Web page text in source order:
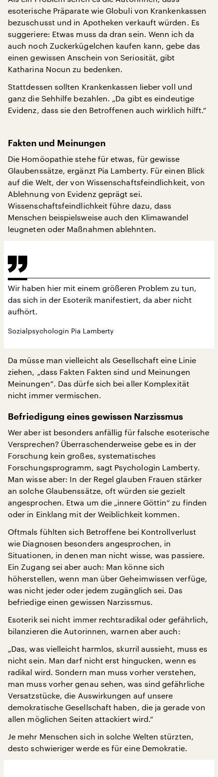
esoterische Präparate wie Globuli von Krankenkassen
bezuschusst und in Apotheken verkauft würden. Es
suggeriere: Etwas muss da dran sein. Wenn ich da
auch noch Zuckerkügelchen kaufen kann, gebe das
einen gewissen Anschein von Seriosität, gibt
Katharina Nocun zu bedenken.
Stattdessen sollten Krankenkassen lieber voll und
ganz die Sehhilfe bezahlen. „Da gibt es eindeutige
Evidenz, dass sie den Betroffenen auch wirklich hilft.“
Fakten und Meinungen
Die Homöopathie stehe für etwas, für gewisse
Glaubenssätze, ergänzt Pia Lamberty. Für einen Blick
auf die Welt, der von Wissenschaftsfeindlichkeit, von
Ablehnung von Evidenz geprägt sei.
Wissenschaftsfeindlichkeit führe dazu, dass
Menschen beispielsweise auch den Klimawandel
leugneten oder Maßnahmen ablehnten.
Wir haben hier mit einem größeren Problem zu tun,
das sich in der Esoterik manifestiert, da aber nicht
aufhört.
Sozialpsychologin Pia Lamberty
Da müsse man vielleicht als Gesellschaft eine Linie
ziehen, „dass Fakten Fakten sind und Meinungen
Meinungen“. Das dürfe sich bei aller Komplexität
nicht immer vermischen.
Befriedigung eines gewissen Narzissmus
Wer aber ist besonders anfällig für falsche esoterische
Versprechen? Überraschenderweise gebe es in der
Forschung kein großes, systematisches
Forschungsprogramm, sagt Psychologin Lamberty.
Man wisse aber: In der Regel glauben Frauen stärker
an solche Glaubenssätze, oft würden sie gezielt
angesprochen. Etwa um die „innere Göttin“ zu finden
oder in Einklang mit der Weiblichkeit kommen.
Oftmals fühlten sich Betroffene bei Kontrollverlust
wie Diagnosen besonders angesprochen, in
Situationen, in denen man nicht wisse, was passiere.
Ein Zugang sei aber auch: Man könne sich
höherstellen, wenn man über Geheimwissen verfüge,
was nicht jeder oder jedem zugänglich sei. Das
befriedige einen gewissen Narzissmus.
Esoterik sei nicht immer rechtsradikal oder gefährlich,
bilanzieren die Autorinnen, warnen aber auch:
„Das, was vielleicht harmlos, skurril aussieht, muss es
nicht sein. Man darf nicht erst hingucken, wenn es
radikal wird. Sondern man muss vorher verstehen,
man muss vorher genau sehen, was sind gefährliche
Versatzstücke, die Auswirkungen auf unsere
demokratische Gesellschaft haben, die ja gerade von
allen möglichen Seiten attackiert wird.“
Je mehr Menschen sich in solche Welten stürzten,
desto schwieriger werde es für eine Demokratie.